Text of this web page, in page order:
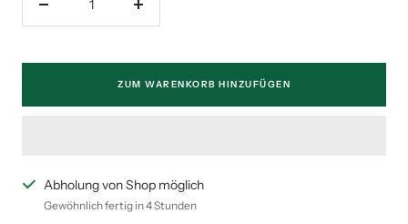
Menge
ZUM WARENKORB HINZUFÜGEN
Abholung von Shop möglich
Gewöhnlich fertig in 4 Stunden